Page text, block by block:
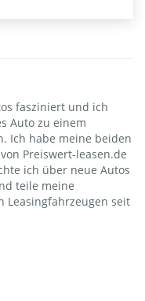
fasziniert und ich
Auto zu einem
Ich habe meine beiden
Preiswert-leasen.de
ich über neue Autos
teile meine
Leasingfahrzeugen seit